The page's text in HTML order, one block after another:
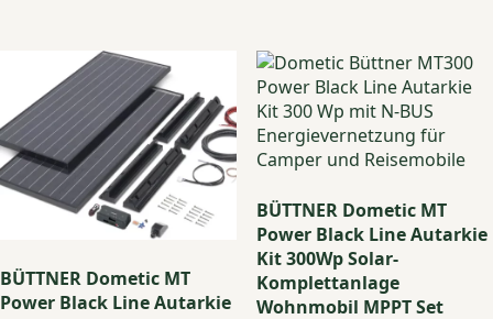
BÜTTNER Dometic MT
Power Black Line Autarkie
BÜTTNER Dometic MT
Power Black Line Autarkie
Kit 300Wp Solar-
Komplettanlage
Wohnmobil MPPT Set